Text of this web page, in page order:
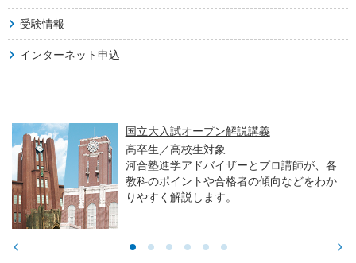
受験情報
インターネット申込
国立大入試オープン解説講義
高卒生／高校生対象
河合塾進学アドバイザーとプロ講師が、各
教科のポイントや合格者の傾向などをわか
りやすく解説します。